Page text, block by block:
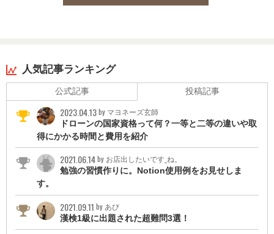
人気記事ランキング
公式記事 投稿記事
2023.04.13by マヨネーズ玄師
ドローンの国家資格って何？一等と二等の違いや取
得にかかる時間と費用を紹介
2021.06.14by お店出したいです_ね。
勉強の習慣作りに。Notion使用例をお見せしま
す。
2021.09.11 by あび
漢検1級に出題された超難問3選！